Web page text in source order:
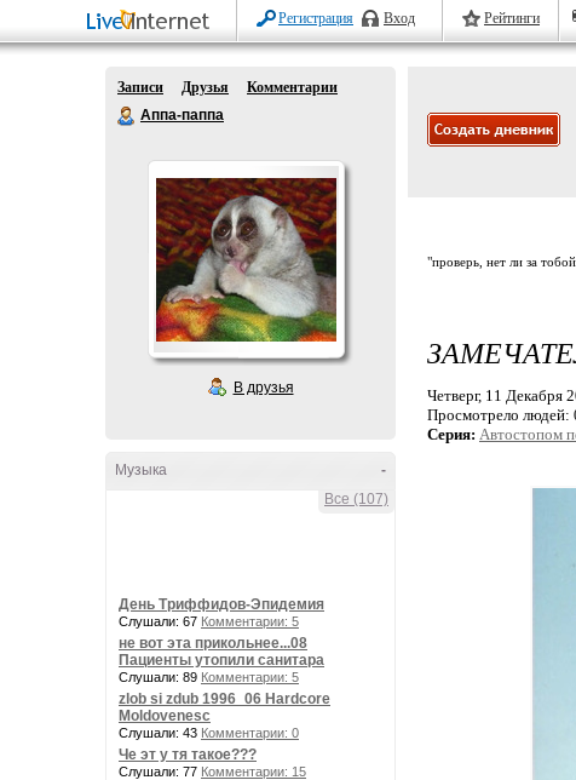
Регистрация Вход Рейтинги
Записи Друзья
Комментарии
Аппа-паппа
В друзья
-
Музыка
Все (107)
День Триффидов-Эпидемия
Слушали: 67 Комментарии: 5
не вот эта прикольнее...08
Пациенты утопили санитара
Слушали: 89 Комментарии: 5
zlob si zdub 1996_06 Hardcore
Moldovenesc
Слушали: 43 Комментарии: 0
Че эт у тя такое???
Слушали: 77 Комментарии: 15
"проверь, нет ли за
Четверг, 11 Декабря
Просмотрело людей:
Серия: Автостопом